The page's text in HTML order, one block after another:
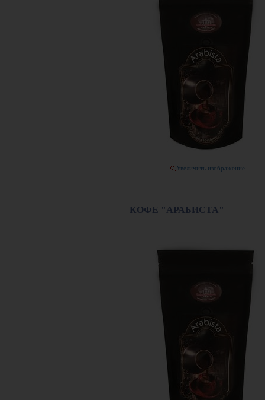
Увеличить изображение
КОФЕ "АРАБИСТА"